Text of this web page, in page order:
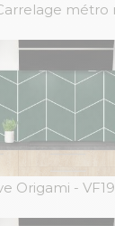
métro
Origami -